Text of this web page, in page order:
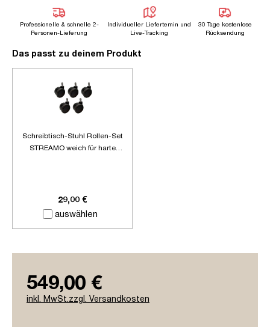
Professionelle & schnelle 2-
Personen-Lieferung
Individueller Liefertemin und
Live-Tracking
30 Tage kostenlose
Rücksendung
Das passt zu deinem Produkt
auswählen
Schreibtisch-Stuhl Rollen-Set
STREAMO weich für harte
29,00 €
549,00 €
inkl. MwSt.zzgl. Versandkosten